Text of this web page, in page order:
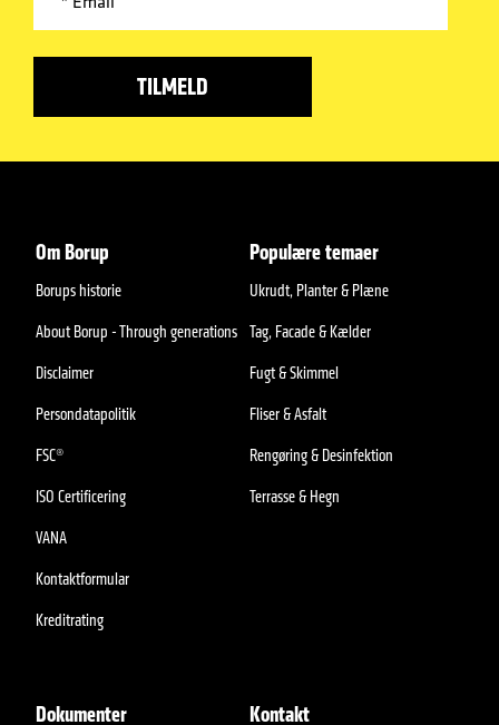
Om Borup
Borups historie
About Borup - Through generations
Disclaimer
Persondatapolitik
FSC®
ISO Certificering
VANA
Kontaktformular
Kreditrating
Populære temaer
Ukrudt, Planter & Plæne
Tag, Facade & Kælder
Fugt & Skimmel
Fliser & Asfalt
Rengøring & Desinfektion
Terrasse & Hegn
Dokumenter Kontakt